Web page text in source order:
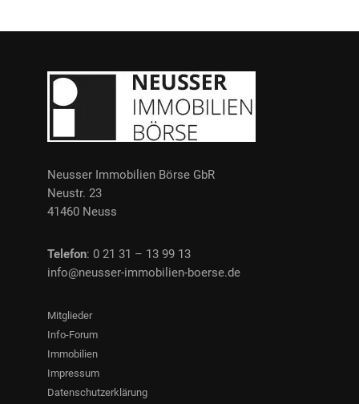
Neusser Immobilien Börse GbR
Neustr. 23
41460 Neuss
Telefon: 0 21 31 – 13 99 13
info@neusser-immobilien-boerse.de
Mitglieder
Info-Forum
Immobilien
Impressum
Datenschutzerklärung